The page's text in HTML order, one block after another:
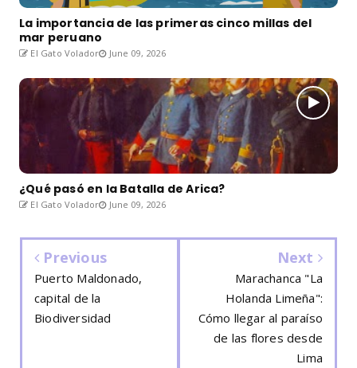
La importancia de las primeras cinco millas del
mar peruano
El Gato Volador June 09, 2026
¿Qué pasó en la Batalla de Arica?
El Gato Volador June 09, 2026
Previous
Puerto Maldonado,
capital de la
Biodiversidad
Next
Marachanca "La
Holanda Limeña":
Cómo llegar al paraíso
de las flores desde
Lima